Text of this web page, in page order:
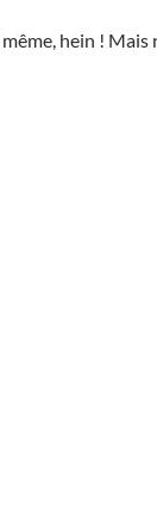
hein ! Mais